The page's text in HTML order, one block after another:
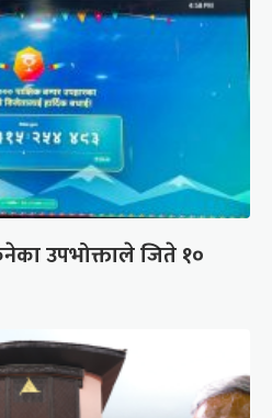
उपभोक्ताले जिते १०